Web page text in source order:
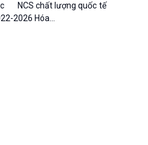
NCS chất lượng quốc tế
2026 Hóa...